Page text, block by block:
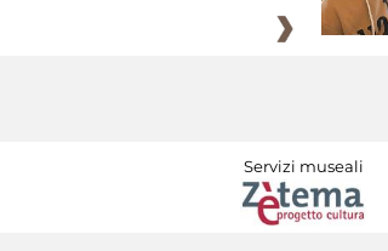
Servizi museali